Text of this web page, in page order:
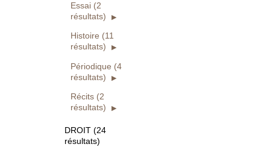
Essai (2
résultats)
Histoire (11
résultats)
Périodique (4
résultats)
Récits (2
résultats)
DROIT (24
résultats)